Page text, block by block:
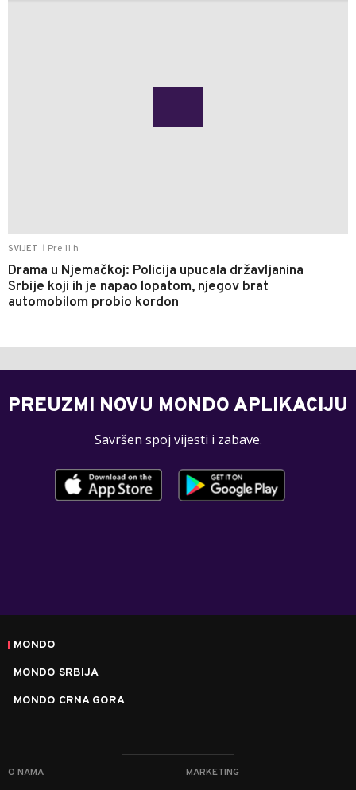
SVIJET Pre 11 h
Drama u Njemačkoj: Policija upucala državljanina
Srbije koji ih je napao lopatom, njegov brat
automobilom probio kordon
PREUZMI NOVU MONDO APLIKACIJU
Savršen spoj vijesti i zabave.
MONDO
MONDO SRBIJA
MONDO CRNA GORA
O NAMA MARKETING